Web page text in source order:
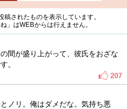
稿されたものを表示しています。
」はWEBからは行えません。
間が盛り上がって、彼氏をおざな
。
207
ノリ。俺はダメだな。気持ち悪